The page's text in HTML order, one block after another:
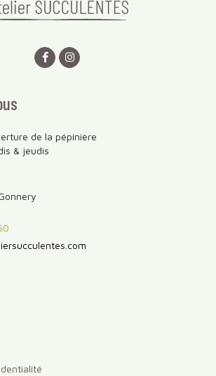
de la pépinière
& jeudis